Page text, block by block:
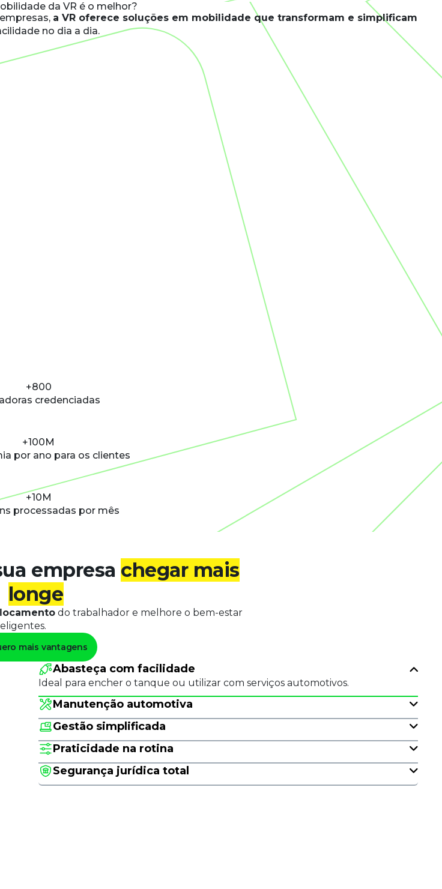
da VR é o melhor?
a VR oferece soluções em mobilidade que transformam e simplificam
no dia a dia.
+800
credenciadas
+100M
por ano para os clientes
+10M
processadas por mês
empresa chegar mais
longe
do trabalhador e melhore o bem-estar
mais vantagens
Abasteça com facilidade
Ideal para encher o tanque ou utilizar com serviços automotivos.
Manutenção automotiva
Gestão simplificada
Praticidade na rotina
Segurança jurídica total